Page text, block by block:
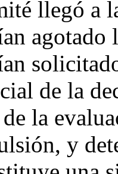
llegó a
agotado
de la
la
y